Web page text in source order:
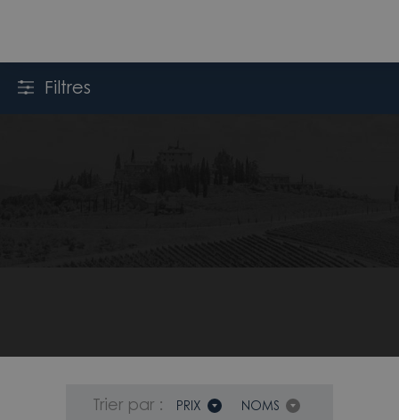
Filtres
Trier par : PRIX NOMS